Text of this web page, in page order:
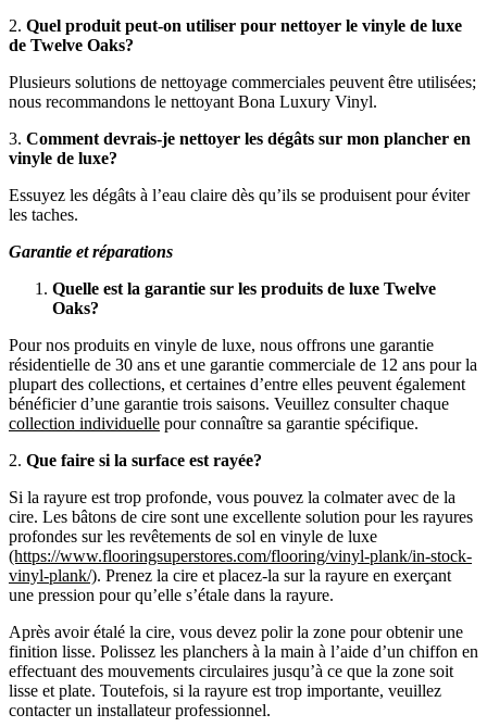
2. Quel produit peut-on utiliser pour nettoyer le vinyle de luxe
de Twelve Oaks?
Plusieurs solutions de nettoyage commerciales peuvent être utilisées;
nous recommandons le nettoyant Bona Luxury Vinyl.
3. Comment devrais-je nettoyer les dégâts sur mon plancher en
vinyle de luxe?
Essuyez les dégâts à l’eau claire dès qu’ils se produisent pour éviter
les taches.
Garantie et réparations
Quelle est la garantie sur les produits de luxe Twelve
Oaks?
Pour nos produits en vinyle de luxe, nous offrons une garantie
résidentielle de 30 ans et une garantie commerciale de 12 ans pour la
plupart des collections, et certaines d’entre elles peuvent également
bénéficier d’une garantie trois saisons. Veuillez consulter chaque
collection individuelle pour connaître sa garantie spécifique.
2. Que faire si la surface est rayée?
Si la rayure est trop profonde, vous pouvez la colmater avec de la
cire. Les bâtons de cire sont une excellente solution pour les rayures
profondes sur les revêtements de sol en vinyle de luxe
(https://www.flooringsuperstores.com/flooring/vinyl-plank/in-stock-
vinyl-plank/). Prenez la cire et placez-la sur la rayure en exerçant
une pression pour qu’elle s’étale dans la rayure.
Après avoir étalé la cire, vous devez polir la zone pour obtenir une
finition lisse. Polissez les planchers à la main à l’aide d’un chiffon en
effectuant des mouvements circulaires jusqu’à ce que la zone soit
lisse et plate. Toutefois, si la rayure est trop importante, veuillez
contacter un installateur professionnel.